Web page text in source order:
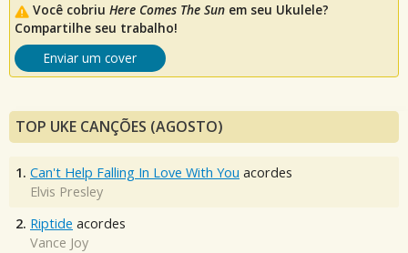
Você cobriu Here Comes The Sun em seu Ukulele?
Compartilhe seu trabalho!
Enviar um cover
TOP UKE CANÇÕES (AGOSTO)
1. Can't Help Falling In Love With You acordes
Elvis Presley
2. Riptide acordes
Vance Joy